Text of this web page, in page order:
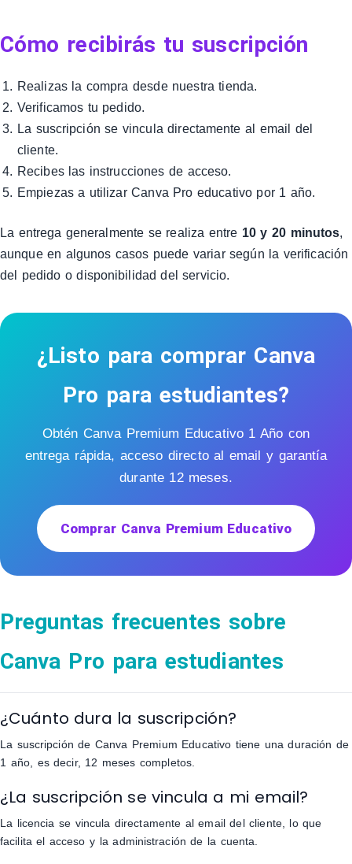
Cómo recibirás tu suscripción
Realizas la compra desde nuestra tienda.
Verificamos tu pedido.
La suscripción se vincula directamente al email del
cliente.
Recibes las instrucciones de acceso.
Empiezas a utilizar Canva Pro educativo por 1 año.
La entrega generalmente se realiza entre 10 y 20 minutos,
aunque en algunos casos puede variar según la verificación
del pedido o disponibilidad del servicio.
¿Listo para comprar Canva
Pro para estudiantes?
Obtén Canva Premium Educativo 1 Año con
entrega rápida, acceso directo al email y garantía
durante 12 meses.
Comprar Canva Premium Educativo
Preguntas frecuentes sobre
Canva Pro para estudiantes
¿Cuánto dura la suscripción?
La suscripción de Canva Premium Educativo tiene una duración de
1 año, es decir, 12 meses completos.
¿La suscripción se vincula a mi email?
La licencia se vincula directamente al email del cliente, lo que
facilita el acceso y la administración de la cuenta.